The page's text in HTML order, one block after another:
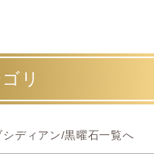
リ
シディアン/黒曜石一覧へ